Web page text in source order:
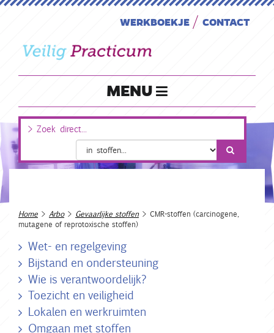
WERKBOEKJE CONTACT
MENU
Home > Arbo> Gevaarlijke stoffen > CMR-stoffen (carcinogene,
mutagene of reprotoxische stoffen)
Wet- en regelgeving
Bijstand en ondersteuning
Wie is verantwoordelijk?
Toezicht en veiligheid
Lokalen en werkruimten
Omgaan met stoffen